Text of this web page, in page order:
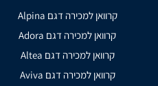
קרוואן למכירה דגם Alpina
קרוואן למכירה דגם Adora
קרוואן למכירה דגם Altea
קרוואן למכירה דגם Aviva